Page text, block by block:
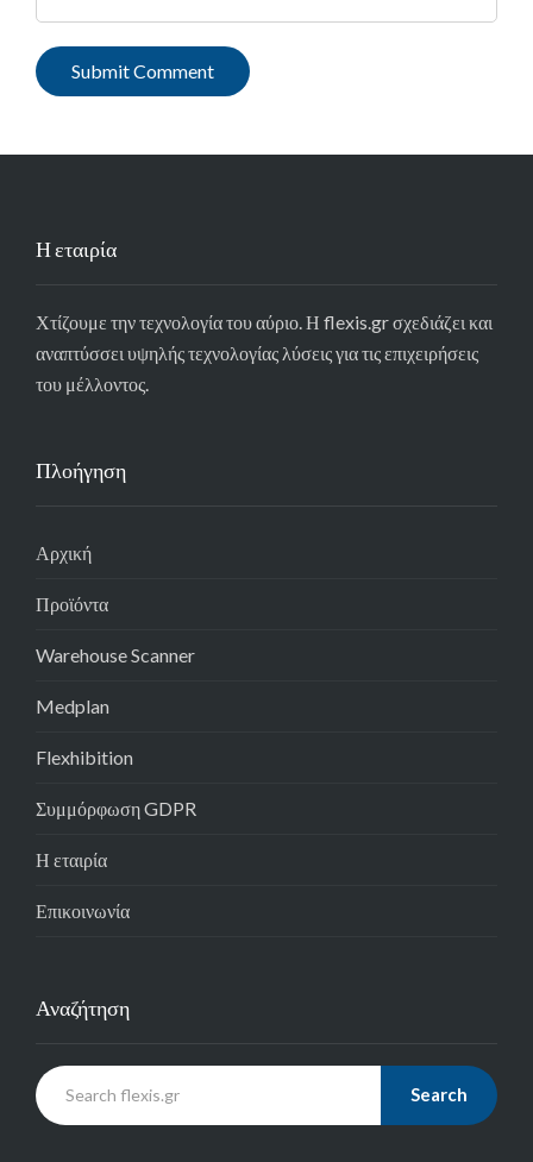
Η εταιρία
Χτίζουμε την τεχνολογία του αύριο. Η flexis.gr σχεδιάζει και
αναπτύσσει υψηλής τεχνολογίας λύσεις για τις επιχειρήσεις
του μέλλοντος.
Πλοήγηση
Αρχική
Προϊόντα
Warehouse Scanner
Medplan
Flexhibition
Συμμόρφωση GDPR
Η εταιρία
Επικοινωνία
Αναζήτηση
Search